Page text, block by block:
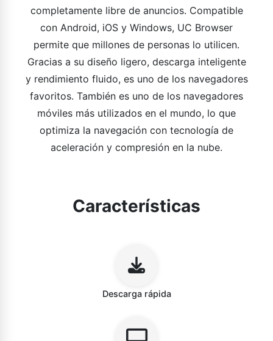
completamente libre de anuncios. Compatible
con Android, iOS y Windows, UC Browser
permite que millones de personas lo utilicen.
Gracias a su diseño ligero, descarga inteligente
y rendimiento fluido, es uno de los navegadores
favoritos. También es uno de los navegadores
móviles más utilizados en el mundo, lo que
optimiza la navegación con tecnología de
aceleración y compresión en la nube.
Características
Descarga rápida